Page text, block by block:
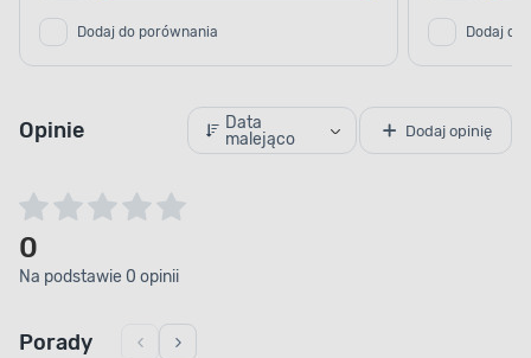
Dodaj do porównania Dodaj do
Opinie
Data
malejąco
Dodaj opinię
0
Na podstawie 0 opinii
Porady